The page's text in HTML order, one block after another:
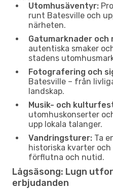
Utomhusäventyr:
runt Batesville och
närheten.
Gatumarknader och
autentiska smaker
stadens
Fotografering och
Batesville – från
landskap.
Musik- och
utomhuskonserter
upp lokala talanger.
Vandringsturer: Ta
historiska kvarter
förflutna och nutid.
Lågsäsong: Lugn
erbjudanden